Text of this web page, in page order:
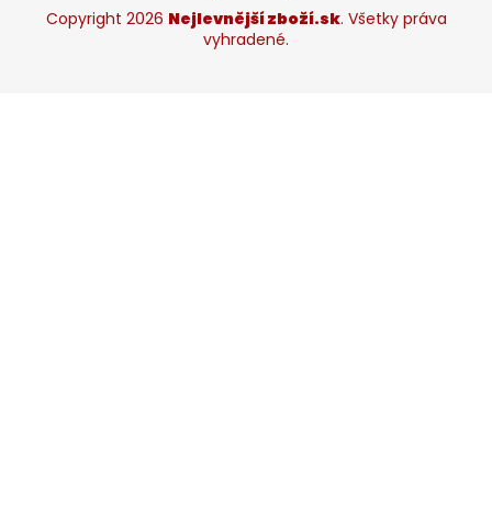
Copyright 2026 Nejlevnější zboží.sk. Všetky práva
vyhradené.